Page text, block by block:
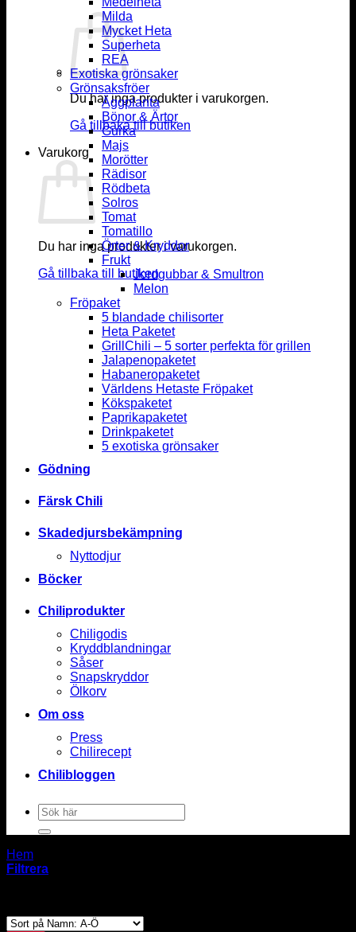
Du har inga produkter i varukorgen.
Gå tillbaka till butiken
Varukorg
Du har inga produkter i varukorgen.
Gå tillbaka till butiken
Milda
Mycket Heta
Superheta
REA
Exotiska grönsaker
Grönsaksfröer
Äggplanta
Bönor & Ärtor
Gurka
Majs
Morötter
Rädisor
Rödbeta
Solros
Tomat
Tomatillo
Örter & Kryddor
Frukt
Jordgubbar & Smultron
Melon
Fröpaket
5 blandade chilisorter
Heta Paketet
GrillChili – 5 sorter perfekta för grillen
Jalapenopaketet
Habaneropaketet
Världens Hetaste Fröpaket
Kökspaketet
Paprikapaketet
Drinkpaketet
5 exotiska grönsaker
Gödning
Färsk Chili
Skadedjursbekämpning
Nyttodjur
Böcker
Chiliprodukter
Chiligodis
Kryddblandningar
Såser
Snapskryddor
Ölkorv
Om oss
Press
Chilirecept
Chilibloggen
Sök
efter:
Hem
Filtrera